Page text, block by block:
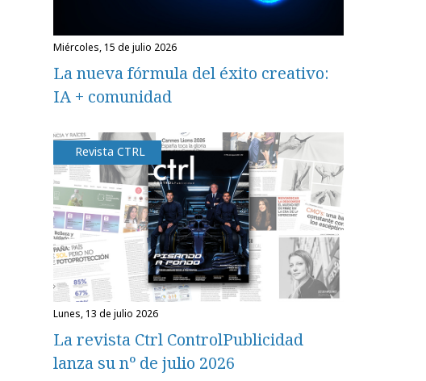
miércoles, 15 de julio 2026
La nueva fórmula del éxito creativo:
IA + comunidad
Revista CTRL
lunes, 13 de julio 2026
La revista Ctrl ControlPublicidad
lanza su nº de julio 2026